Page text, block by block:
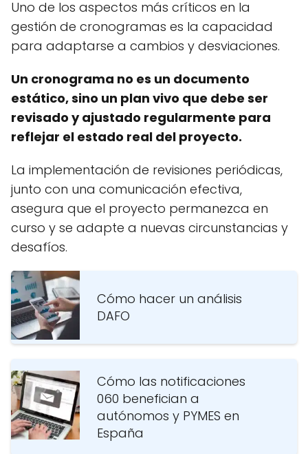
Uno de los aspectos más críticos en la
gestión de cronogramas es la capacidad
para adaptarse a cambios y desviaciones.
Un cronograma no es un documento
estático, sino un plan vivo que debe ser
revisado y ajustado regularmente para
reflejar el estado real del proyecto.
La implementación de revisiones periódicas,
junto con una comunicación efectiva,
asegura que el proyecto permanezca en
curso y se adapte a nuevas circunstancias y
desafíos.
Cómo hacer un análisis
DAFO
Cómo las notificaciones
060 benefician a
autónomos y PYMES en
España